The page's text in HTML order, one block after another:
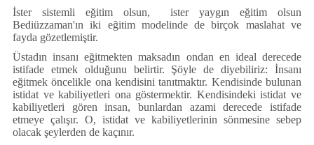
İster sistemli eğitim olsun, ister yaygın eğitim olsun
Bediüzzaman'ın iki eğitim modelinde de birçok maslahat ve
fayda gözetlemiştir.
Üstadın insanı eğitmekten maksadın ondan en ideal derecede
istifade etmek olduğunu belirtir. Şöyle de diyebiliriz: İnsanı
eğitmek öncelikle ona kendisini tanıtmaktır. Kendisinde bulunan
istidat ve kabiliyetleri ona göstermektir. Kendisindeki istidat ve
kabiliyetleri gören insan, bunlardan azami derecede istifade
etmeye çalışır. O, istidat ve kabiliyetlerinin sönmesine sebep
olacak şeylerden de kaçınır.